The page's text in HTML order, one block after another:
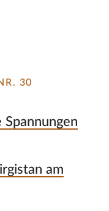
30
am